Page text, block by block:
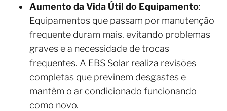
Aumento da Vida Útil do Equipamento:
Equipamentos que passam por manutenção
frequente duram mais, evitando problemas
graves e a necessidade de trocas
frequentes. A EBS Solar realiza revisões
completas que previnem desgastes e
mantêm o ar condicionado funcionando
como novo.